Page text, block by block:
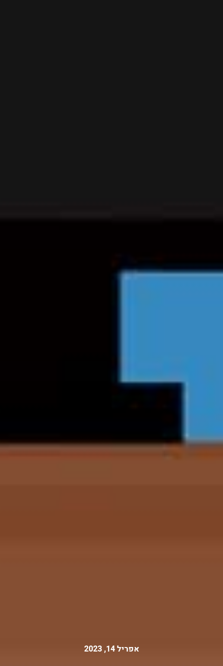
אפריל 14, 2023